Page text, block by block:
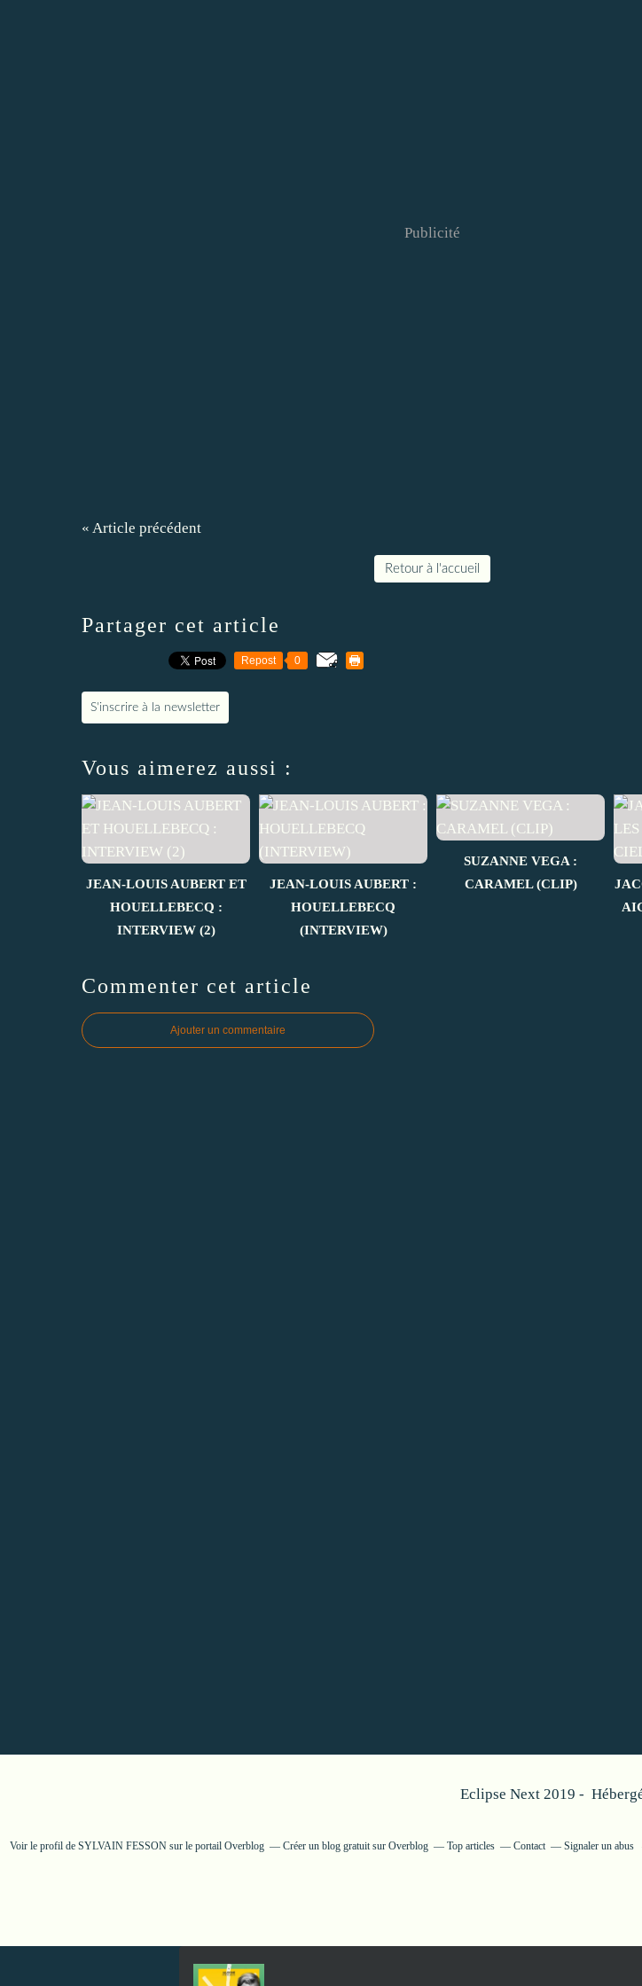
Publicité
« Article précédent
Retour à l'accueil
Partager cet article
Repost 0
S'inscrire à la newsletter
Vous aimerez aussi :
JEAN-LOUIS AUBERT ET
HOUELLEBECQ :
INTERVIEW (2)
JEAN-LOUIS AUBERT :
HOUELLEBECQ
(INTERVIEW)
SUZANNE VEGA :
CARAMEL (CLIP)
Commenter cet article
Ajouter un commentaire
Eclipse Next 2019 -
Voir le profil de SYLVAIN FESSONsur le portail Overblog Créer un blog gratuit sur Overblog Top articles Contact Signaler un abus